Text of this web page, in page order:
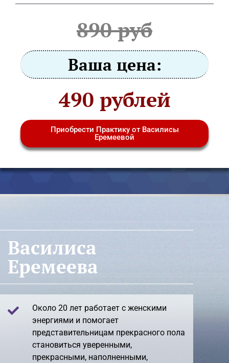
890 руб
Ваша цена:
490 рублей
Приобрести Практику от Василисы
Еремеевой
Василиса
Еремеева​
Около 20 лет работает с женскими
энергиями и помогает
представительницам прекрасного пола
становиться уверенными,
прекрасными, наполненными,